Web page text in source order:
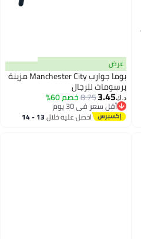
عرض
بوما جوارب Manchester City مزينة
برسومات للرجال
د.ك‏3.45
8.75خصم 60%
أقل سعر في 30 يوم
أقل سعر في 30 يوماحصل عليه خلال 13 - 14